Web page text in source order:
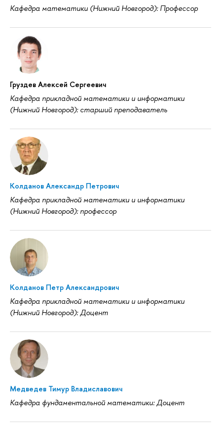
Кафедра математики (Нижний Новгород): Профессор
Груздев Алексей Сергеевич
Кафедра прикладной математики и информатики
(Нижний Новгород): старший преподаватель
Колданов Александр Петрович
Кафедра прикладной математики и информатики
(Нижний Новгород): профессор
Колданов Петр Александрович
Кафедра прикладной математики и информатики
(Нижний Новгород): Доцент
Медведев Тимур Владиславович
Кафедра фундаментальной математики: Доцент